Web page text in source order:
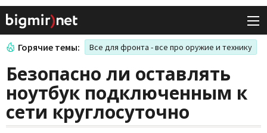
Горячие темы: Все для фронта - все про оружие и технику
Безопасно ли оставлять
ноутбук подключенным к
сети круглосуточно